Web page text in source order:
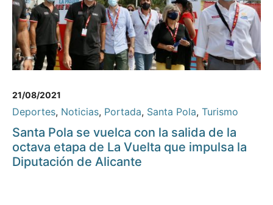
21/08/2021
Deportes, Noticias, Portada, Santa Pola, Turismo
Santa Pola se vuelca con la salida de la
octava etapa de La Vuelta que impulsa la
Diputación de Alicante